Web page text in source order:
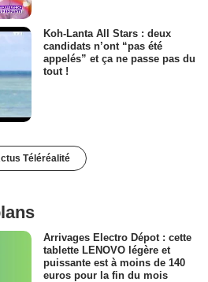
Koh-Lanta All Stars : deux
candidats n’ont “pas été
appelés” et ça ne passe pas du
tout !
Téléréalité
Arrivages Electro Dépot : cette
tablette LENOVO légère et
puissante est à moins de 140
euros pour la fin du mois